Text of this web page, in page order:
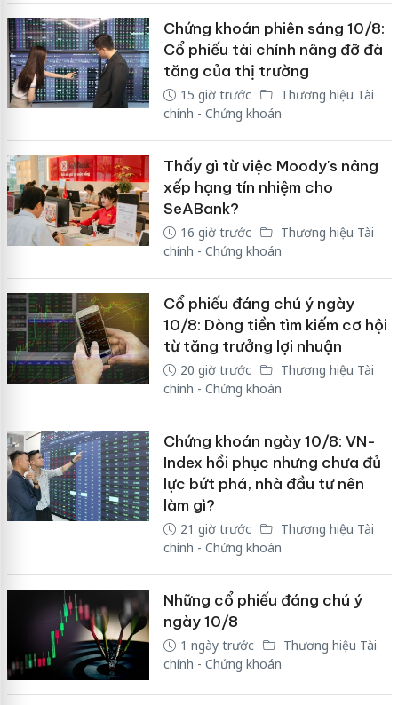
Chứng khoán phiên sáng 10/8:
Cổ phiếu tài chính nâng đỡ đà
tăng của thị trường
15 giờ trước
Thương hiệu Tài
chính - Chứng khoán
Thấy gì từ việc Moody's nâng
xếp hạng tín nhiệm cho
SeABank?
16 giờ trước
Thương hiệu Tài
chính - Chứng khoán
Cổ phiếu đáng chú ý ngày
10/8: Dòng tiền tìm kiếm cơ hội
từ tăng trưởng lợi nhuận
20 giờ trước
Thương hiệu Tài
chính - Chứng khoán
Chứng khoán ngày 10/8: VN-
Index hồi phục nhưng chưa đủ
lực bứt phá, nhà đầu tư nên
làm gì?
21 giờ trước
Thương hiệu Tài
chính - Chứng khoán
Những cổ phiếu đáng chú ý
ngày 10/8
1 ngày trước
Thương hiệu Tài
chính - Chứng khoán